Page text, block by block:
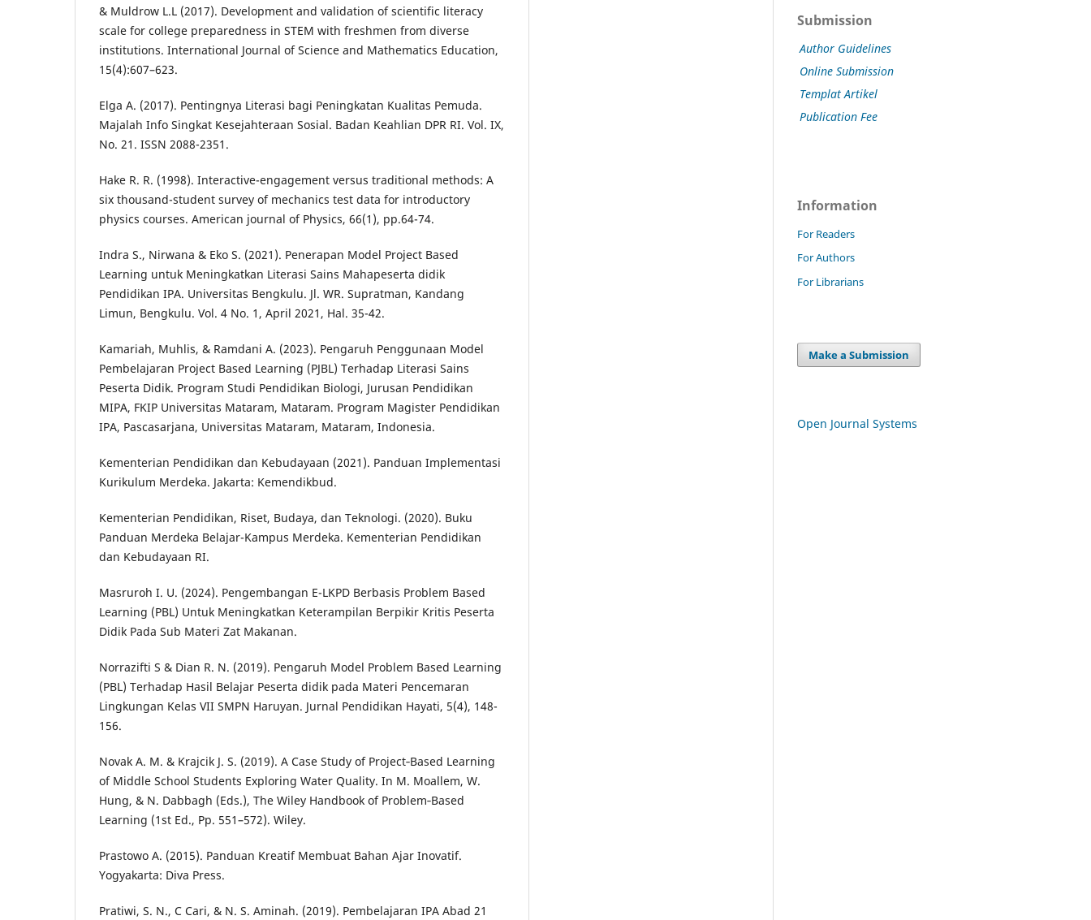
& Muldrow L.L (2017). Development and validation of scientific literacy
scale for college preparedness in STEM with freshmen from diverse
institutions. International Journal of Science and Mathematics Education,
15(4):607–623.
Elga A. (2017). Pentingnya Literasi bagi Peningkatan Kualitas Pemuda.
Majalah Info Singkat Kesejahteraan Sosial. Badan Keahlian DPR RI. Vol. IX,
No. 21. ISSN 2088-2351.
Hake R. R. (1998). Interactive-engagement versus traditional methods: A
six thousand-student survey of mechanics test data for introductory
physics courses. American journal of Physics, 66(1), pp.64-74.
Indra S., Nirwana & Eko S. (2021). Penerapan Model Project Based
Learning untuk Meningkatkan Literasi Sains Mahapeserta didik
Pendidikan IPA. Universitas Bengkulu. Jl. WR. Supratman, Kandang
Limun, Bengkulu. Vol. 4 No. 1, April 2021, Hal. 35-42.
Kamariah, Muhlis, & Ramdani A. (2023). Pengaruh Penggunaan Model
Pembelajaran Project Based Learning (PJBL) Terhadap Literasi Sains
Peserta Didik. Program Studi Pendidikan Biologi, Jurusan Pendidikan
MIPA, FKIP Universitas Mataram, Mataram. Program Magister Pendidikan
IPA, Pascasarjana, Universitas Mataram, Mataram, Indonesia.
Kementerian Pendidikan dan Kebudayaan (2021). Panduan Implementasi
Kurikulum Merdeka. Jakarta: Kemendikbud.
Kementerian Pendidikan, Riset, Budaya, dan Teknologi. (2020). Buku
Panduan Merdeka Belajar-Kampus Merdeka. Kementerian Pendidikan
dan Kebudayaan RI.
Masruroh I. U. (2024). Pengembangan E-LKPD Berbasis Problem Based
Learning (PBL) Untuk Meningkatkan Keterampilan Berpikir Kritis Peserta
Didik Pada Sub Materi Zat Makanan.
Norrazifti S & Dian R. N. (2019). Pengaruh Model Problem Based Learning
(PBL) Terhadap Hasil Belajar Peserta didik pada Materi Pencemaran
Lingkungan Kelas VII SMPN Haruyan. Jurnal Pendidikan Hayati, 5(4), 148-
156.
Novak A. M. & Krajcik J. S. (2019). A Case Study of Project‐Based Learning
of Middle School Students Exploring Water Quality. In M. Moallem, W.
Hung, & N. Dabbagh (Eds.), The Wiley Handbook of Problem‐Based
Learning (1st Ed., Pp. 551–572). Wiley.
Prastowo A. (2015). Panduan Kreatif Membuat Bahan Ajar Inovatif.
Yogyakarta: Diva Press.
Pratiwi, S. N., C Cari, & N. S. Aminah. (2019). Pembelajaran IPA Abad 21
Submission
Author Guidelines
Online Submission
Templat Artikel
Publication Fee
Information
For Readers
For Authors
For Librarians
Make a Submission
Open Journal Systems